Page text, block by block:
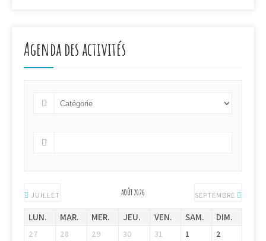
Agenda des activités
JUILLET AOÛT 2026 SEPTEMBRE
LUN. MAR. MER. JEU. VEN. SAM. DIM.
27 28 29 30 31 1 2